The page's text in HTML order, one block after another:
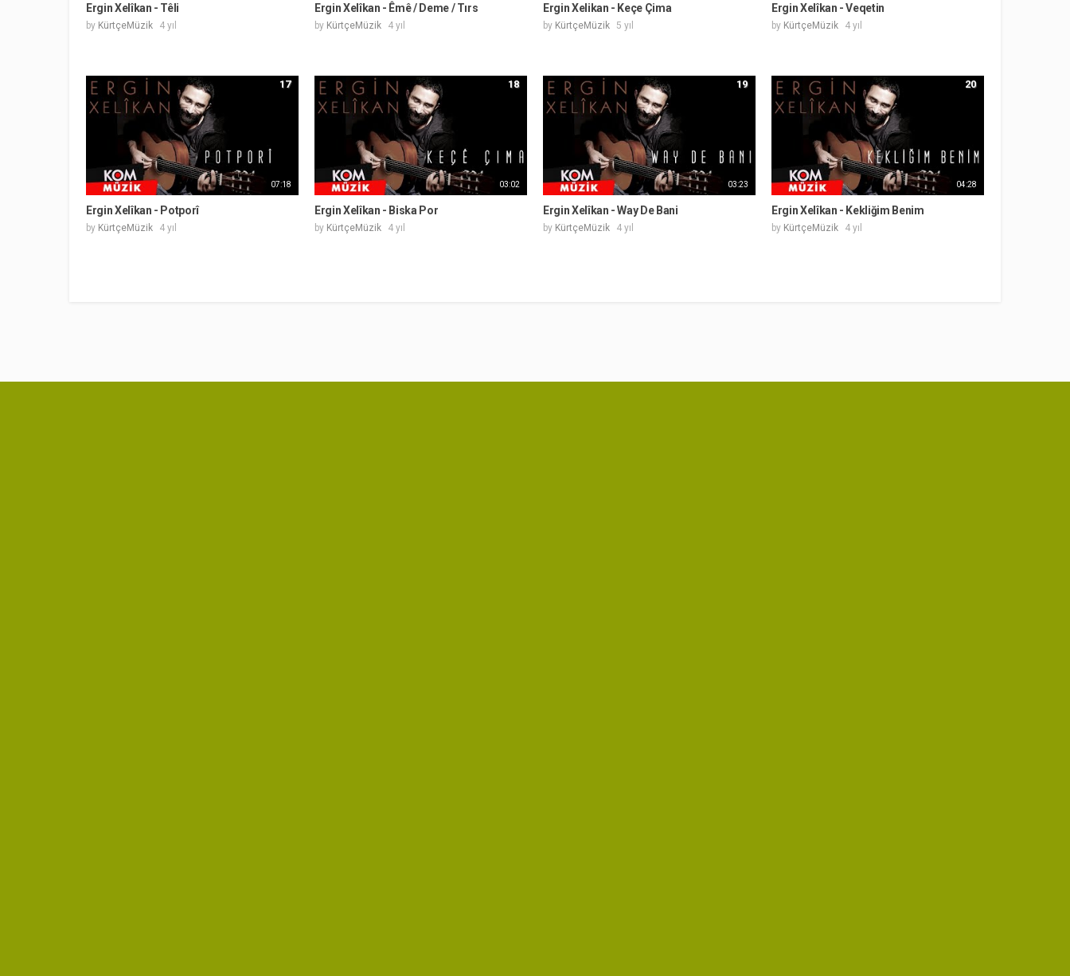
Ergin Xelîkan - Têli
by KürtçeMüzik 4 yıl
Ergin Xelîkan - Êmê / Deme / Tırs
by KürtçeMüzik 4 yıl
Ergin Xelikan - Keçe Çima
by KürtçeMüzik 5 yıl
Ergin Xelîkan - Veqetin
by KürtçeMüzik 4 yıl
07:18
17
Ergin Xelîkan - Potporî
by KürtçeMüzik 4 yıl
03:02
18
Ergin Xelîkan - Biska Por
by KürtçeMüzik 4 yıl
03:23
19
Ergin Xelîkan - Way De Bani
by KürtçeMüzik 4 yıl
04:28
20
Ergin Xelîkan - Kekliğim Benim
by KürtçeMüzik 4 yıl